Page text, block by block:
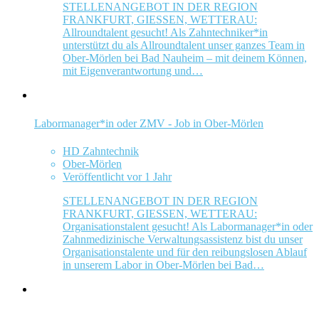
STELLENANGEBOT IN DER REGION
FRANKFURT, GIESSEN, WETTERAU:
Allroundtalent gesucht! Als Zahntechniker*in
unterstützt du als Allroundtalent unser ganzes Team in
Ober-Mörlen bei Bad Nauheim – mit deinem Können,
mit Eigenverantwortung und…
Labormanager*in oder ZMV - Job in Ober-Mörlen
HD Zahntechnik
Ober-Mörlen
Veröffentlicht vor 1 Jahr
STELLENANGEBOT IN DER REGION
FRANKFURT, GIESSEN, WETTERAU:
Organisationstalent gesucht! Als Labormanager*in oder
Zahnmedizinische Verwaltungsassistenz bist du unser
Organisationstalente und für den reibungslosen Ablauf
in unserem Labor in Ober-Mörlen bei Bad…